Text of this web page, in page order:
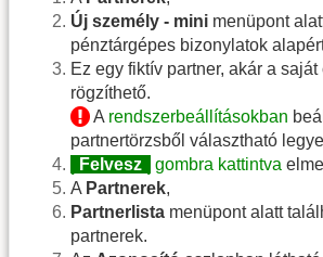
Új személy - mini menüpont
pénztárgépes bizonylatok
Ez egy fiktív partner, akár a
rögzíthető.
A rendszerbeállításokban
partnertörzsből választható
Felvesz gombra kattintva
A Partnerek,
Partnerlista menüpont alatt
partnerek.